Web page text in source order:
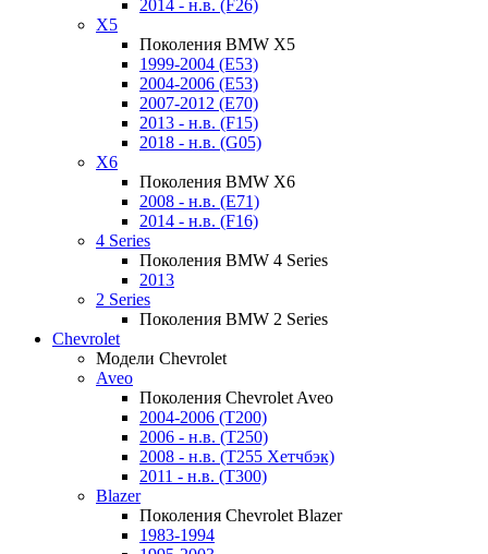
2014 - н.в. (F26)
X5
Поколения BMW X5
1999-2004 (E53)
2004-2006 (E53)
2007-2012 (E70)
2013 - н.в. (F15)
2018 - н.в. (G05)
X6
Поколения BMW X6
2008 - н.в. (E71)
2014 - н.в. (F16)
4 Series
Поколения BMW 4 Series
2013
2 Series
Поколения BMW 2 Series
Chevrolet
Модели Chevrolet
Aveo
Поколения Chevrolet Aveo
2004-2006 (T200)
2006 - н.в. (T250)
2008 - н.в. (T255 Хетчбэк)
2011 - н.в. (Т300)
Blazer
Поколения Chevrolet Blazer
1983-1994